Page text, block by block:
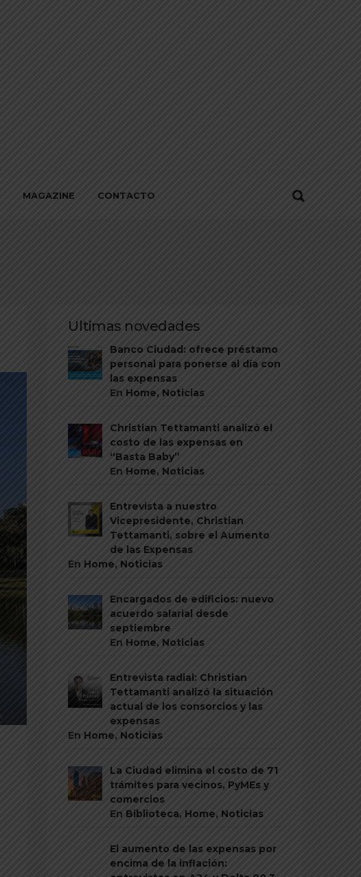
MAGAZINE CONTACTO
Ultimas novedades
Banco Ciudad: ofrece préstamo
personal para ponerse al día con
las expensas
En Home, Noticias
Christian Tettamanti analizó el
costo de las expensas en
“Basta Baby”
En Home, Noticias
Entrevista a nuestro
Vicepresidente, Christian
Tettamanti, sobre el Aumento
de las Expensas
En Home, Noticias
Encargados de edificios: nuevo
acuerdo salarial desde
septiembre
En Home, Noticias
Entrevista radial: Christian
Tettamanti analizó la situación
actual de los consorcios y las
expensas
En Home, Noticias
La Ciudad elimina el costo de 71
trámites para vecinos, PyMEs y
comercios
En Biblioteca, Home, Noticias
El aumento de las expensas por
encima de la inflación: